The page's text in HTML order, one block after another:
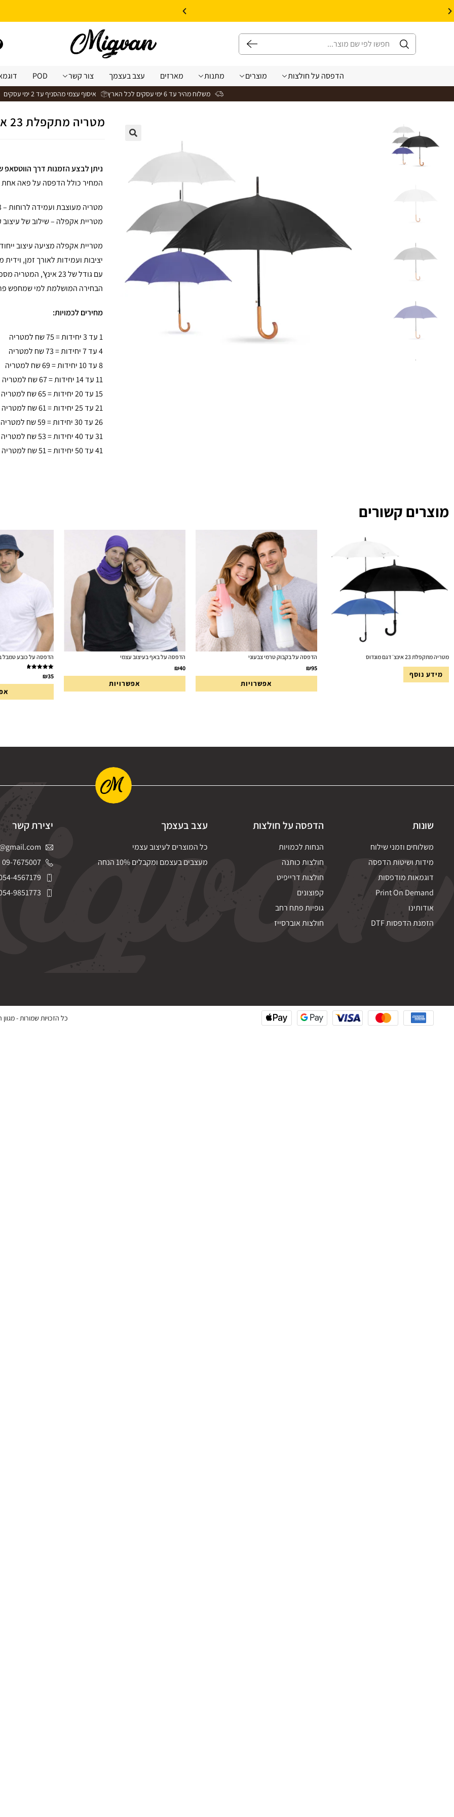
הדפסה על חולצות מוצרים מתנות מארזים עצב בעצמך צור קשר POD
משלוח מהיר עד 6 ימי עסקים לכל הארץ איסוף עצמי מהסניף עד 2 ימי עסקים
מטריה מתקפלת 23 אינצ׳ דגם אקפלה
ניתן לבצע הזמנות דרך הווטסאפ
המחיר כולל הדפסה על פאה
מטריה מעוצבת ועמידה לרוחות – 23 אינץ'
מטריית אקפלה – שילוב של עיצוב
מטריית אקפלה מציעה עיצוב
יציבות ועמידות לאורך זמן,
עם גודל של 23 אינץ',
הבחירה המושלמת למי שמחפש
מחירים לכמויות:
1 עד 3 יחידות = 75 שח למטריה
4 עד 7 יחידות = 73 שח למטריה
8 עד 10 יחידות = 69 שח למטריה
11 עד 14 יחידות = 67 שח למטריה
15 עד 20 יחידות = 65 שח למטריה
21 עד 25 יחידות = 61 שח למטריה
26 עד 30 יחידות = 59 שח למטריה
31 עד 40 יחידות = 53 שח למטריה
41 עד 50 יחידות = 51 שח למטריה
מוצרים קשורים
מטריה מתקפלת 23 אינצ׳ דגם מונדוס
מידע נוסף
הדפסה על בקבוק טרמי צבעוני
₪95
אפשרויות
הדפסה על באף בעיצוב עצמי
₪40
אפשרויות
הדפסה על כובע טמבל
דורג4.91₪35
שונות
משלוחים וזמני שילוח
מידות ושיטות הדפסה
דוגמאות מודפסות
Print On Demand
אודותינו
הזמנת הדפסות DTF
הדפסה על חולצות
הנחות לכמויות
חולצות כותנה
חולצות דרייפיט
קפוצונים
גופיות פתח רחב
חולצות אוברסייז
עצב בעצמך
כל המוצרים לעיצוב עצמי
מעצבים בעצמם ומקבלים 10% הנחה
יצירת קשר
09-7675007
4567179
9851773
כל הזכויות שמורות -